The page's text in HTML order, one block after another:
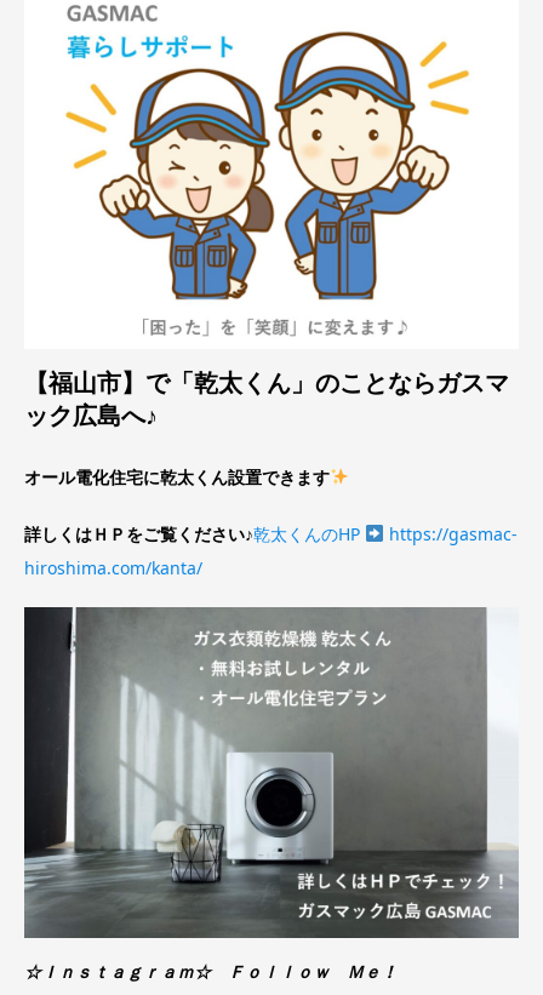
【福山市】で「乾太くん」のことならガスマ
ック広島へ♪
オール電化住宅に乾太くん設置できます
詳しくはＨＰをご覧ください♪乾太くんのHP
https://gasmac-
hiroshima.com/kanta/
☆Ｉｎｓｔａｇｒａｍ☆ Ｆｏｌｌｏｗ Ｍｅ！